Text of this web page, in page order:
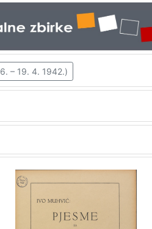
– 19. 4. 1942.)